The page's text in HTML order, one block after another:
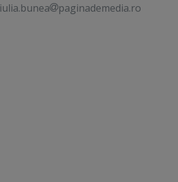
iulia.bunea paginademedia.ro